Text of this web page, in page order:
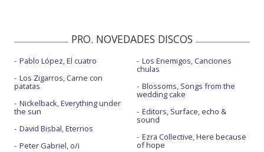
PRO. NOVEDADES DISCOS
Pablo López, El cuatro
Los Zigarros, Carne con
patatas
Nickelback, Everything under
the sun
David Bisbal, Eternos
Peter Gabriel, o/i
Los Enemigos, Canciones
chulas
Blossoms, Songs from the
wedding cake
Editors, Surface, echo &
sound
Ezra Collective, Here because
of hope